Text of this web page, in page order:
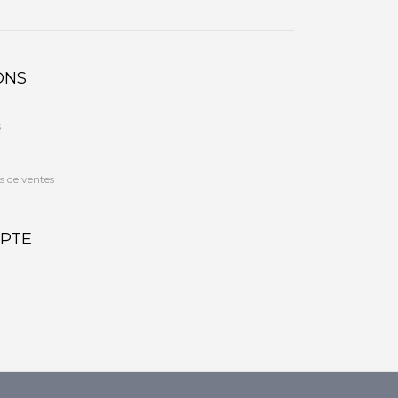
de ventes